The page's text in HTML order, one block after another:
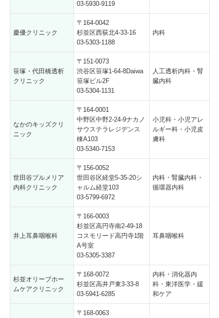
03-5930-9119
慶優クリニック
〒164-0042
杉並区西荻北4-33-16
03-5303-1188
内科
笹塚・代田橋透析
クリニック
〒151-0073
渋谷区笹塚1-64-8Daiwa
笹塚ビル2F
03-5304-1131
人工透析内科・腎
臓内科
なかのキッズクリ
ニック
〒164-0001
中野区中野2-24-9ナカノ
サウステラレジデンス
棟A103
03-5340-7153
小児科・小児アレ
ルギー科・小児皮
膚科
世田谷プルメリア
内科クリニック
〒156-0052
世田谷区経堂5-35-20シ
ャルム経堂103
03-5799-6972
内科・腎臓内科・
循環器内科
井上耳鼻咽喉科
〒166-0003
杉並区高円寺南2-49-18
コスモリード高円寺1階
A号室
03-5305-3387
耳鼻咽喉科
杉並オリーブホー
ムケアクリニック
〒168-0072
杉並区高井戸東3-33-8
03-5941-6285
内科・消化器内
科・東洋医学・緩
和ケア
〒168-0063